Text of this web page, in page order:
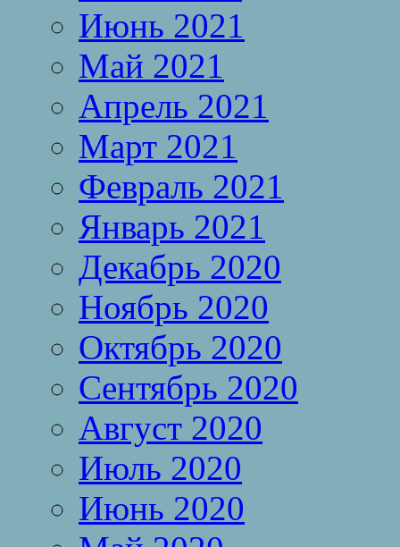
Июнь 2021
Май 2021
Апрель 2021
Март 2021
Февраль 2021
Январь 2021
Декабрь 2020
Ноябрь 2020
Октябрь 2020
Сентябрь 2020
Август 2020
Июль 2020
Июнь 2020